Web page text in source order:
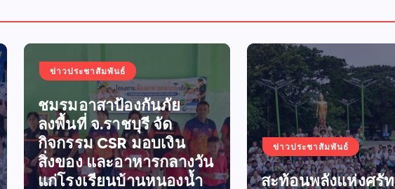
ข่าวประชาสัมพันธ์
ชมรมอาสาป้องกันภัย
ลงพื้นที่ จ.ราชบุรี จัด
กิจกรรม CSR มอบเงิน
สิ่งของ และอาหารกลางวัน
แก่โรงเรียนบ้านหนองน้ำ
ข่าวประชาสัมพันธ์
สะท้อนพลังแห่งศรั